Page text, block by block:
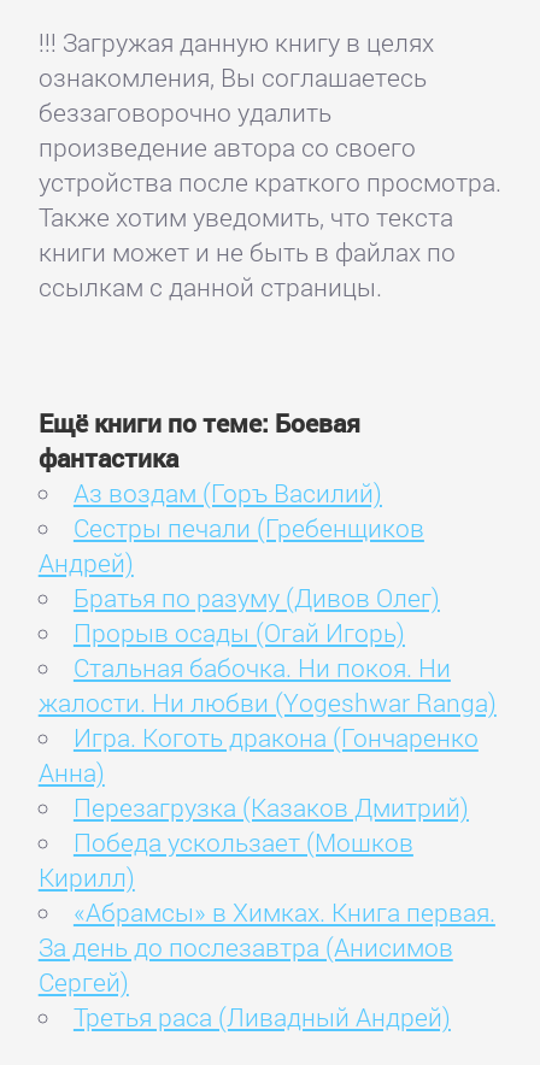
!!! Загружая данную книгу в целях
ознакомления, Вы соглашаетесь
беззаговорочно удалить
произведение автора со своего
устройства после краткого просмотра.
Также хотим уведомить, что текста
книги может и не быть в файлах по
ссылкам с данной страницы.
Ещё книги по теме: Боевая
фантастика
Аз воздам (Горъ Василий)
Сестры печали (Гребенщиков
Андрей)
Братья по разуму (Дивов Олег)
Прорыв осады (Огай Игорь)
Стальная бабочка. Ни покоя. Ни
жалости. Ни любви (Yogeshwar Ranga)
Игра. Коготь дракона (Гончаренко
Анна)
Перезагрузка (Казаков Дмитрий)
Победа ускользает (Мошков
Кирилл)
«Абрамсы» в Химках. Книга первая.
За день до послезавтра (Анисимов
Сергей)
Третья раса (Ливадный Андрей)